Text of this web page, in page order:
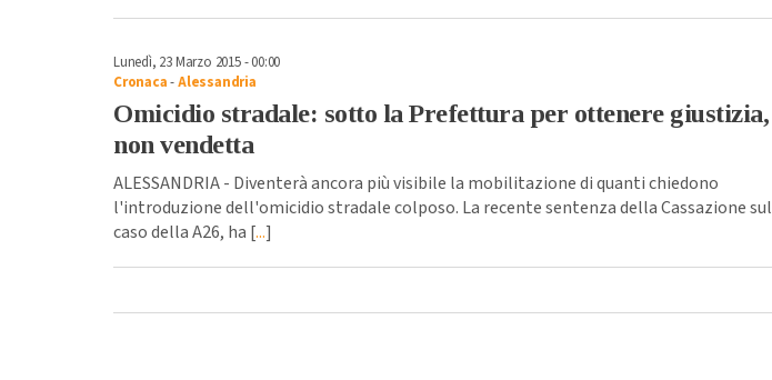
Lunedì, 23 Marzo 2015 - 00:00
Cronaca-Alessandria
Omicidio stradale: sotto la Prefettura per ottenere giustizia,
non vendetta
ALESSANDRIA - Diventerà ancora più visibile la mobilitazione di quanti chiedono
l'introduzione dell'omicidio stradale colposo. La recente sentenza della Cassazione sul
caso della A26, ha [...]